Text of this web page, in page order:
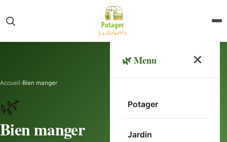
🌿 Menu
Potager
Jardin
Accueil›Bien manger
🌿
Bien manger